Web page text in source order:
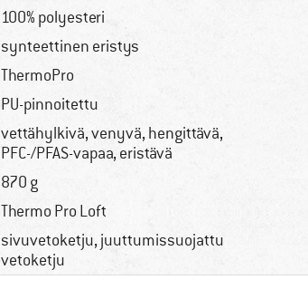
100% polyesteri
synteettinen eristys
ThermoPro
PU-pinnoitettu
vettähylkivä, venyvä, hengittävä,
PFC-/PFAS-vapaa, eristävä
870 g
Thermo Pro Loft
sivuvetoketju, juuttumissuojattu
vetoketju